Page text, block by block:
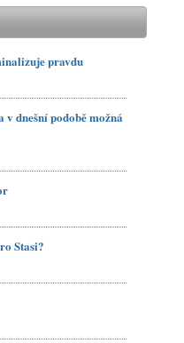
pravdu
dnešní podobě možná
Stasi?